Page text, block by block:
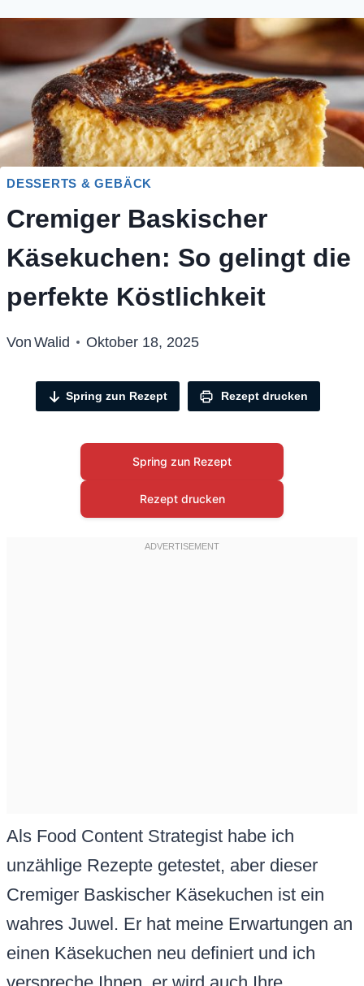
DESSERTS & GEBÄCK
Cremiger Baskischer
Käsekuchen: So gelingt die
perfekte Köstlichkeit
Von Walid Oktober 18, 2025
Spring zun Rezept Rezept drucken
Spring zun Rezept
Rezept drucken
Als Food Content Strategist habe ich
unzählige Rezepte getestet, aber dieser
Cremiger Baskischer Käsekuchen ist ein
wahres Juwel. Er hat meine Erwartungen an
einen Käsekuchen neu definiert und ich